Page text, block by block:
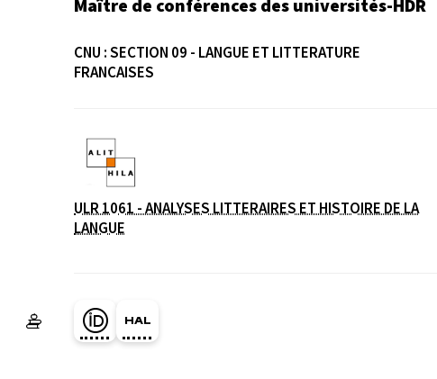
Maître de conférences des universités-HDR
CNU :SECTION 09 - LANGUE ET LITTERATURE
FRANCAISES
Laboratoire / équipe
ULR 1061 - ANALYSES LITTERAIRES ET HISTOIRE DE LA
LANGUE
Page Orcid du membre (Ouverture dans une
HAL matthieu-marchal (Ouverture dans